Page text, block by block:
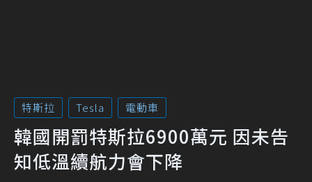
特斯拉 Tesla 電動車
韓國開罰特斯拉6900萬元 因未告
知低溫續航力會下降